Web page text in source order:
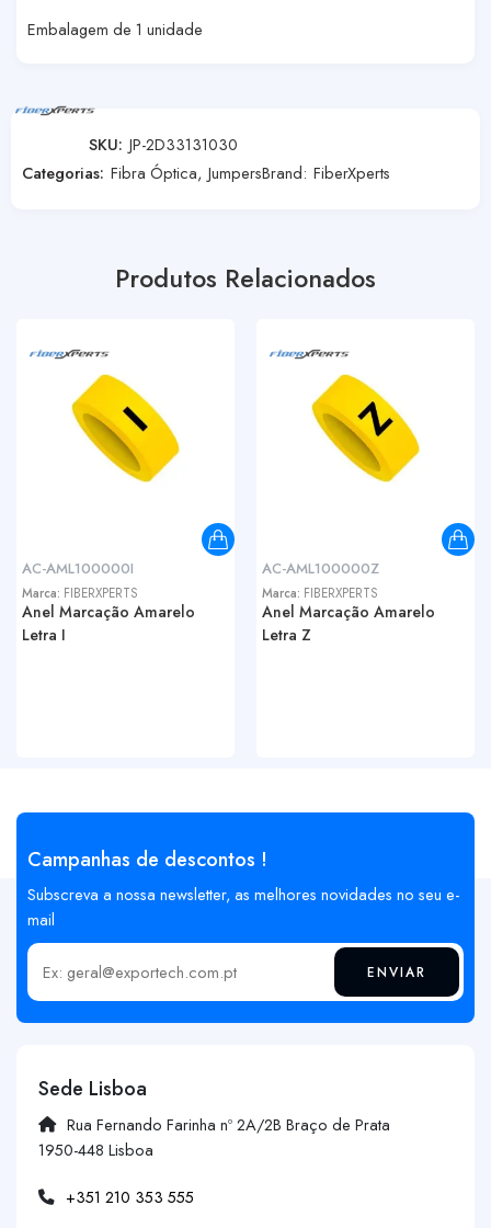
Embalagem de 1 unidade
SKU: JP-2D33131030
Categorias: Fibra Óptica, JumpersBrand: FiberXperts
Produtos Relacionados
AC-AML100000I
Marca: FIBERXPERTS
Anel Marcação Amarelo
Letra I
AC-AML100000Z
Marca: FIBERXPERTS
Anel Marcação Amarelo
Letra Z
Campanhas de descontos !
Subscreva a nossa newsletter, as melhores novidades no seu e-
mail
Insira o seu email ENVIAR
Sede Lisboa
Rua Fernando Farinha nº 2A/2B Braço de Prata
1950-448 Lisboa
+351 210 353 555